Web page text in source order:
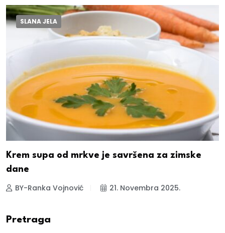
SLANA JELA
Krem supa od mrkve je savršena za zimske
dane
BY-Ranka Vojnović 21. Novembra 2025.
Pretraga